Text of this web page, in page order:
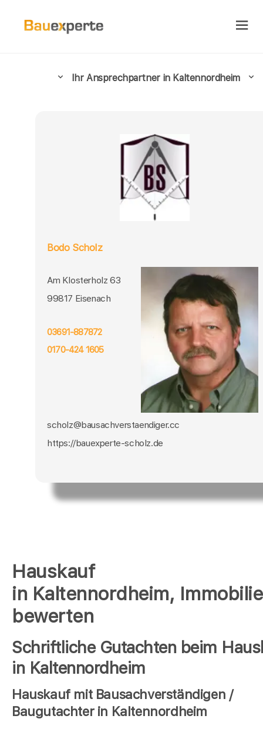
Hauskauf
in Kaltennordheim,
bewerten
Schriftliche Gutachten beim
in Kaltennordheim
Hauskauf mit Bausachverständigen /
Baugutachter in Kaltennordheim
Ihr Ansprechpartner in Kaltennordheim
Bodo Scholz
Am Klosterholz 63
99817 Eisenach
03691-887872
0170-424 1605
scholz@bausachverstaendiger.cc
https://bauexperte-scholz.de